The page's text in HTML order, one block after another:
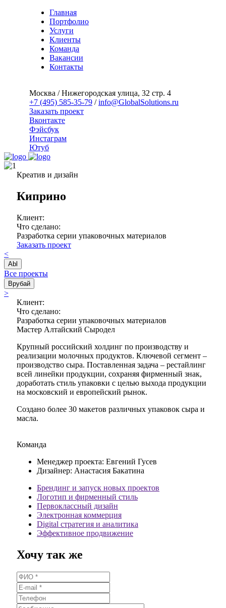
Главная
Портфолио
Услуги
Клиенты
Команда
Вакансии
Контакты
Москва / Нижегородская улица, 32 стр. 4
+7 (495) 585-35-79 /info@GlobalSolutions.ru
Заказать проект
Вконтакте
Фэйсбук
Инстаграм
Ютуб
Креатив и дизайн
Киприно
Клиент:
Что сделано:
Разработка серии упаковочных материалов
Заказать проект
<
Abl
Все проекты
Врубай
>
Клиент:
Что сделано:
Разработка серии упаковочных материалов
Мастер Алтайский Сыродел
Крупный российский холдинг по производству и
реализации молочных продуктов. Ключевой сегмент –
производство сыра. Поставленная задача – рестайлинг
всей линейки продукции, сохраняя фирменный знак,
доработать стиль упаковки с целью выхода продукции
на московский и европейский рынок.
Создано более 30 макетов различных упаковок сыра и
масла.
Команда
Менеджер проекта: Евгений Гусев
Дизайнер: Анастасия Бакатина
Брендинг и запуск новых проектов
Логотип и фирменный стиль
Первоклассный дизайн
Электронная коммерция
Digital стратегия и аналитика
Эффективное продвижение
Хочу так же